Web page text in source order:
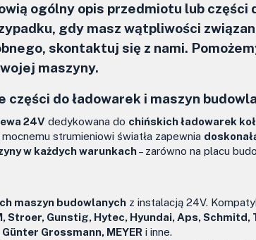
ogólny opis przedmiotu lub
gdy masz wątpliwości
skontaktuj się z nami.
maszyny.
części do ładowarek i maszyn
24V dedykowana do chińskich ładowarek
mocnemu strumieniowi światła zapewnia
w każdych warunkach– zarówno na placu
maszyn budowlanych z instalacją 24V.
Stroer, Gunstig, Hytec, Hyundai, Aps,
Grossmann, MEYER i inne.